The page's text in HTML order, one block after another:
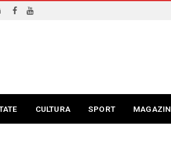
CULTURA SPORT MAGAZIN